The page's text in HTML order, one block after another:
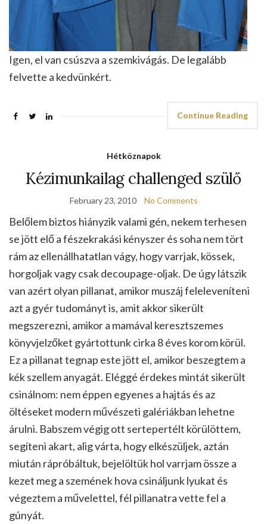
Igen, el van csúszva a szemkivágás. De legalább
felvette a kedvünkért.
Continue Reading
Hétköznapok
Kézimunkailag challenged szülő
February 23, 2010 No Comments
Belőlem biztos hiányzik valami gén, nekem terhesen
se jött elő a fészekrakási kényszer és soha nem tört
rám az ellenállhatatlan vágy, hogy varrjak, kössek,
horgoljak vagy csak decoupage-oljak. De úgy látszik
van azért olyan pillanat, amikor muszáj feleleveníteni
azt a gyér tudományt is, amit akkor sikerült
megszerezni, amikor a mamával keresztszemes
könyvjelzőket gyártottunk cirka 8 éves korom körül.
Ez a pillanat tegnap este jött el, amikor beszegtem a
kék szellem anyagát. Eléggé érdekes mintát sikerült
csinálnom: nem éppen egyenes a hajtás és az
öltéseket modern művészeti galériákban lehetne
árulni. Babszem végig ott sertepertélt körülöttem,
segíteni akart, alig várta, hogy elkészüljek, aztán
miután rápróbáltuk, bejelöltük hol varrjam össze a
kezet meg a szemének hova csináljunk lyukat és
végeztem a művelettel, fél pillanatra vette fel a
gúnyát.